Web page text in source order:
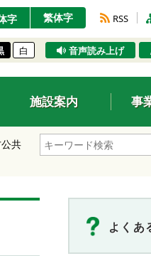
字 繁体字 RSS
白 音声読み上げ
施設案内 事
共
よくあ